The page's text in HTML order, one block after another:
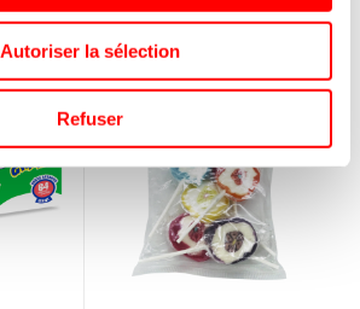
Autoriser la sélection
Refuser